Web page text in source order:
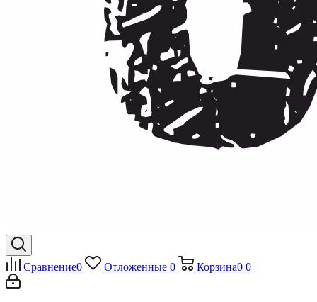
Сравнение0 Отложенные 0 Корзина0 0